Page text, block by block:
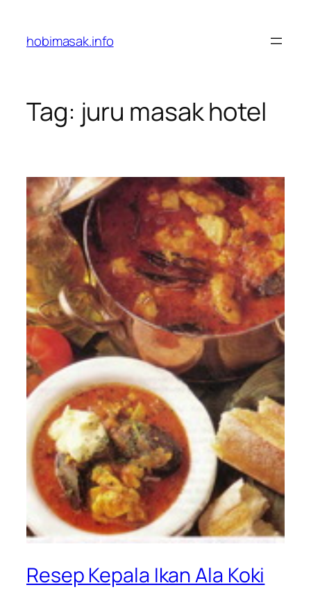
content
hobimasak.info
Tag: juru masak hotel
Resep Kepala Ikan Ala Koki